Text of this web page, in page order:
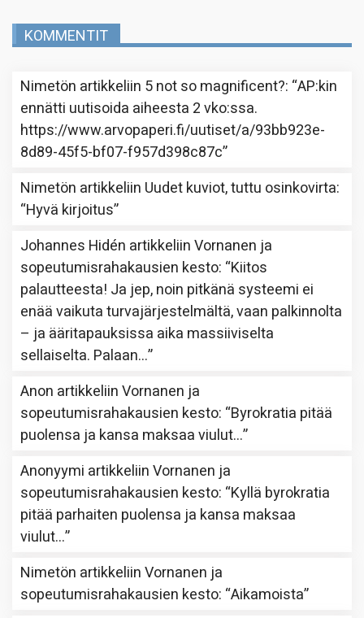
KOMMENTIT
Nimetön artikkeliin 5 not so magnificent?: “AP:kin
ennätti uutisoida aiheesta 2 vko:ssa.
https://www.arvopaperi.fi/uutiset/a/93bb923e-
8d89-45f5-bf07-f957d398c87c”
Nimetön artikkeliin Uudet kuviot, tuttu osinkovirta:
“Hyvä kirjoitus”
Johannes Hidén artikkeliinVornanen ja
sopeutumisrahakausien kesto: “Kiitos
palautteesta! Ja jep, noin pitkänä systeemi ei
enää vaikuta turvajärjestelmältä, vaan palkinnolta
– ja ääritapauksissa aika massiiviselta
sellaiselta. Palaan…”
Anon artikkeliinVornanen ja
sopeutumisrahakausien kesto: “Byrokratia pitää
puolensa ja kansa maksaa viulut…”
Anonyymi artikkeliinVornanen ja
sopeutumisrahakausien kesto: “Kyllä byrokratia
pitää parhaiten puolensa ja kansa maksaa
viulut…”
Nimetön artikkeliinVornanen ja
sopeutumisrahakausien kesto: “Aikamoista”